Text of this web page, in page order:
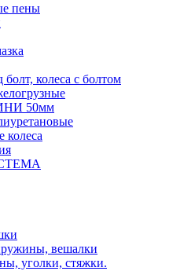
пены
болт, колеса с болтом
50мм
колеса
вешалки
уголки, стяжки.